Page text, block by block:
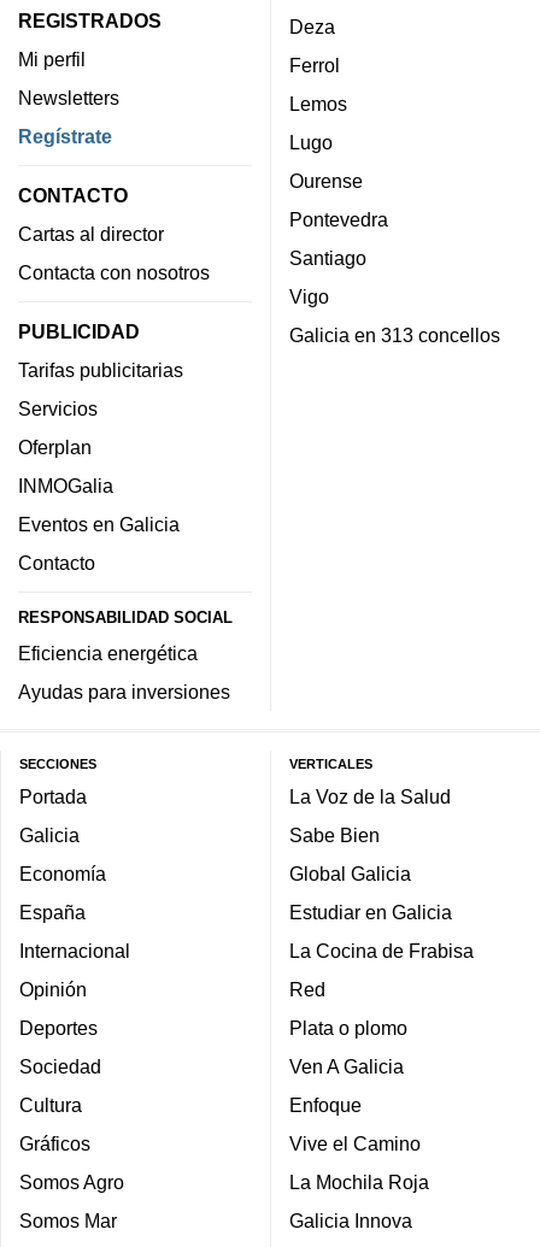
REGISTRADOS
Mi perfil
Newsletters
Regístrate
CONTACTO
Cartas al director
Contacta con nosotros
PUBLICIDAD
Tarifas publicitarias
Servicios
Oferplan
INMOGalia
Eventos en Galicia
Contacto
RESPONSABILIDAD SOCIAL
Eficiencia energética
Ayudas para inversiones
Deza
Ferrol
Lemos
Lugo
Ourense
Pontevedra
Santiago
Vigo
Galicia en 313 concellos
SECCIONES
Portada
Galicia
Economía
España
Internacional
Opinión
Deportes
Sociedad
Cultura
Gráficos
Somos Agro
Somos Mar
VERTICALES
La Voz de la Salud
Sabe Bien
Global Galicia
Estudiar en Galicia
La Cocina de Frabisa
Red
Plata o plomo
Ven A Galicia
Enfoque
Vive el Camino
La Mochila Roja
Galicia Innova